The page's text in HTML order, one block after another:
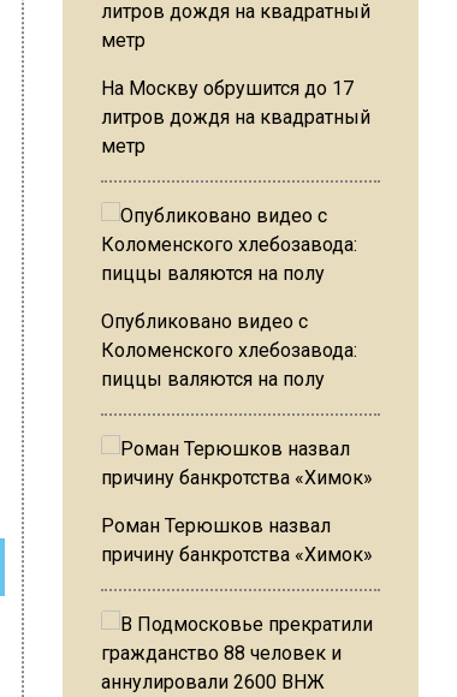
На Москву обрушится до 17
литров дождя на квадратный
метр
Опубликовано видео с
Коломенского хлебозавода:
пиццы валяются на полу
Роман Терюшков назвал
причину банкротства «Химок»